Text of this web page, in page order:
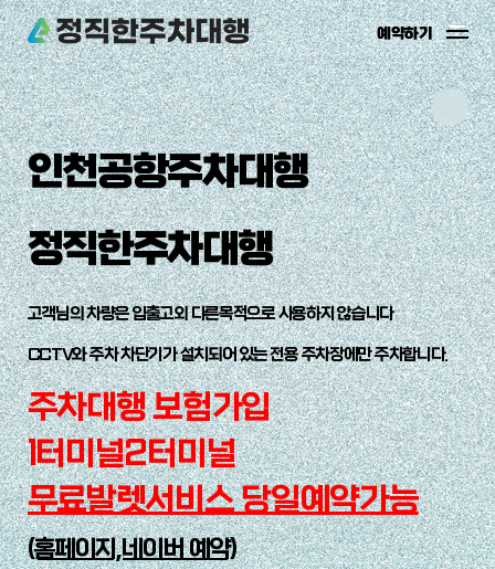
예약하기
예약하기예약확인
주차장소개 주차장소개
주차장위치
이용안내
온라인예약
주차장시설
고객지원
인천공항주차대행
정직한주차대행
고객님의 차량은 입출고외 다른목적으로 사용하지 않습니다
CCTV와 주차 차단기가 설치되어 있는 전용 주차장에만 주차합니다.
주차대행 보험가입
1터미널2터미널
무료발렛서비스 당일예약가능
(홈페이지,네이버 예약)